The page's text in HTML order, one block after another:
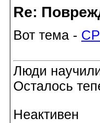
Re:
Вот тема -
Люди
Осталось
Неактивен